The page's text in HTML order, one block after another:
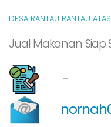
DESA RANTAU RANTAU
Jual Makanan Siap
-